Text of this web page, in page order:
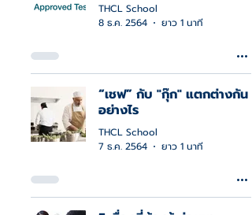
THCL School
8 ธ.ค. 2564
ยาว 1 นาที
“เชฟ” กับ "กุ๊ก" แตกต่างกัน
อย่างไร
THCL School
7 ธ.ค. 2564
ยาว 1 นาที